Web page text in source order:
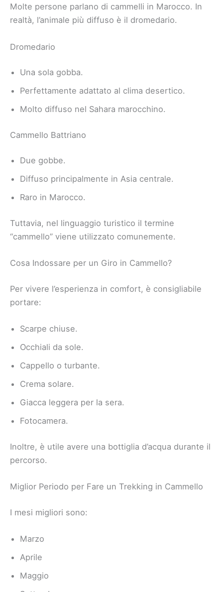
Molte persone parlano di cammelli in Marocco. In
realtà, l’animale più diffuso è il dromedario.
Dromedario
Una sola gobba.
Perfettamente adattato al clima desertico.
Molto diffuso nel Sahara marocchino.
Cammello Battriano
Due gobbe.
Diffuso principalmente in Asia centrale.
Raro in Marocco.
Tuttavia, nel linguaggio turistico il termine
“cammello” viene utilizzato comunemente.
Cosa Indossare per un Giro in Cammello?
Per vivere l’esperienza in comfort, è consigliabile
portare:
Scarpe chiuse.
Occhiali da sole.
Cappello o turbante.
Crema solare.
Giacca leggera per la sera.
Fotocamera.
Inoltre, è utile avere una bottiglia d’acqua durante il
percorso.
Miglior Periodo per Fare un Trekking in Cammello
I mesi migliori sono:
Marzo
Aprile
Maggio